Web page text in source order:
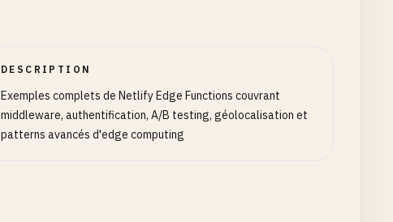
DESCRIPTION
Exemples complets de Netlify Edge Functions couvrant
middleware, authentification, A/B testing, géolocalisation et
patterns avancés d'edge computing